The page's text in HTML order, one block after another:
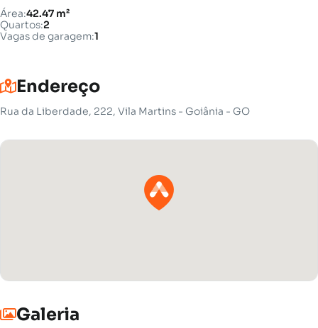
Área:42.47 m²
Quartos:2
Vagas de garagem:1
Endereço
Rua da Liberdade, 222, Vila Martins - Goiânia - GO
Galeria